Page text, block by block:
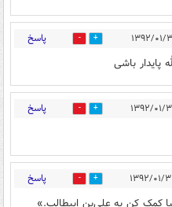
0 پاسخ
پایدار باشی
0 پاسخ
0 پاسخ
کمک کن به علی‌بن ابیطالب.»